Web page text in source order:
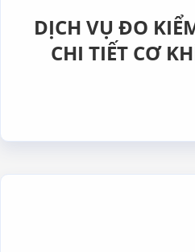
DỊCH VỤ ĐO
CHI TIẾT CƠ